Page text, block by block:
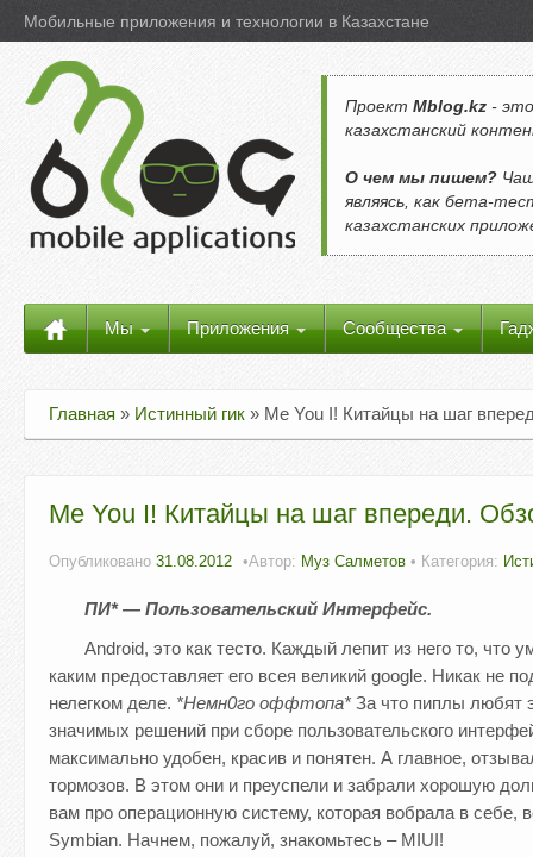
Мобильные приложения и технологии в Казахстане
Проект Mblog.kz -
казахстанский
О чем мы пишем?
являясь, как бета-
казахстанских
Мы Приложения Сообщества
Главная » Истинный гик » Me You I! Китайцы на шаг
Me You I! Китайцы на шаг впереди.
Опубликовано 31.08.2012 Автор: Муз Салметов • Категория:
ПИ* — Пользовательский Интерфейс.
Android, это как тесто. Каждый лепит из него то, что
каким предоставляет его всея великий google. Никак не
нелегком деле. *Немн0го оффтопа* За что пиплы любят
значимых решений при сборе пользовательского
максимально удобен, красив и понятен. А главное,
тормозов. В этом они и преуспели и забрали хорошую
вам про операционную систему, которая вобрала в себе,
Symbian. Начнем, пожалуй, знакомьтесь – MIUI!